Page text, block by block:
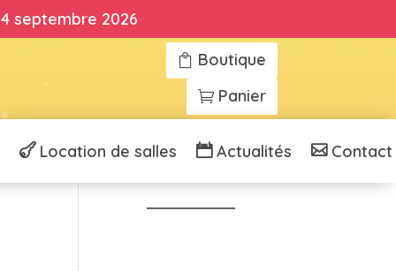
septembre 2026
Boutique
Panier
Location de salles Actualités Contact